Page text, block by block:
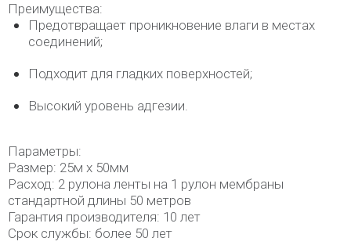
Преимущества:
Предотвращает проникновение влаги в местах
соединений;
Подходит для гладких поверхностей;
Высокий уровень адгезии.
Параметры:
Размер: 25м х 50мм
Расход: 2 рулона ленты на 1 рулон мембраны
стандартной длины 50 метров
Гарантия производителя: 10 лет
Срок службы: более 50 лет